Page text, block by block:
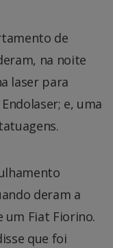
de
na noite
laser para
e, uma
deram a
um Fiat Fiorino.
que foi